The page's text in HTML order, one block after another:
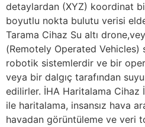
detaylardan (XYZ) koordinat
boyutlu nokta bulutu verisi
Tarama Cihaz Su altı
(Remotely Operated Vehicles)
robotik sistemlerdir ve bir
veya bir dalgıç tarafından
edilirler. İHA Haritalama Cihaz
ile haritalama, insansız hava
havadan görüntüleme ve veri